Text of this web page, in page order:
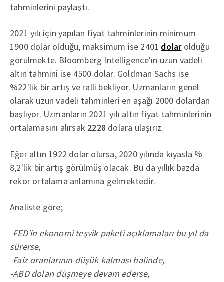
tahminlerini paylaştı.
2021 yılı için yapılan fiyat tahminlerinin minimum
1900 dolar olduğu, maksimum ise 2401 dolarolduğu
görülmekte. Bloomberg Intelligence'ın uzun vadeli
altın tahmini ise 4500 dolar. Goldman Sachs ise
%22'lik bir artış ve ralli bekliyor. Uzmanların genel
olarak uzun vadeli tahminleri en aşağı 2000 dolardan
başlıyor. Uzmanların 2021 yılı altın fiyat tahminlerinin
ortalamasını alırsak 2228 dolara ulaşırız.
Eğer altın 1922 dolar olursa, 2020 yılında kıyasla %
8,2'lik bir artış görülmüş olacak. Bu da yıllık bazda
rekor ortalama anlamına gelmektedir.
Analiste göre;
-FED'in ekonomi teşvik paketi açıklamaları bu yıl da
sürerse,
-Faiz oranlarının düşük kalması halinde,
-ABD doları düşmeye devam ederse,